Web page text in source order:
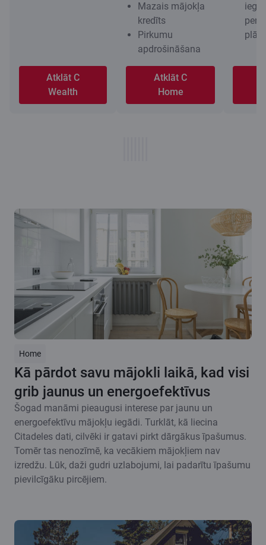
Atklāt C
Wealth
Mazais mājokļa
kredīts
Pirkumu
apdrošināšana
Atklāt C
Home
Home
Kā pārdot savu mājokli laikā, kad visi
grib jaunus un energoefektīvus
Šogad manāmi pieaugusi interese par jaunu un
energoefektīvu mājokļu iegādi. Turklāt, kā liecina
Citadeles dati, cilvēki ir gatavi pirkt dārgākus īpašumus.
Tomēr tas nenozīmē, ka vecākiem mājokļiem nav
izredžu. Lūk, daži gudri uzlabojumi, lai padarītu īpašumu
pievilcīgāku pircējiem.